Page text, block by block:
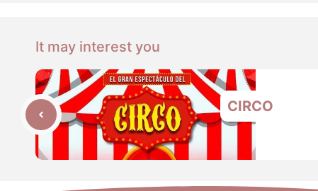
It may interest you
CIRCO